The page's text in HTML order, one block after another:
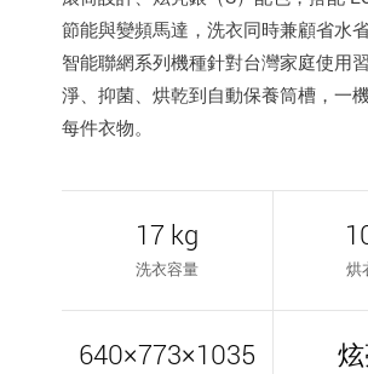
節能與變頻馬達，洗衣同時兼顧省水省
智能聯網系列機種針對台灣家庭使用
淨、抑菌、烘乾到自動保養筒槽，一
每件衣物。
17 kg
洗衣容量 烘
640×773×1035